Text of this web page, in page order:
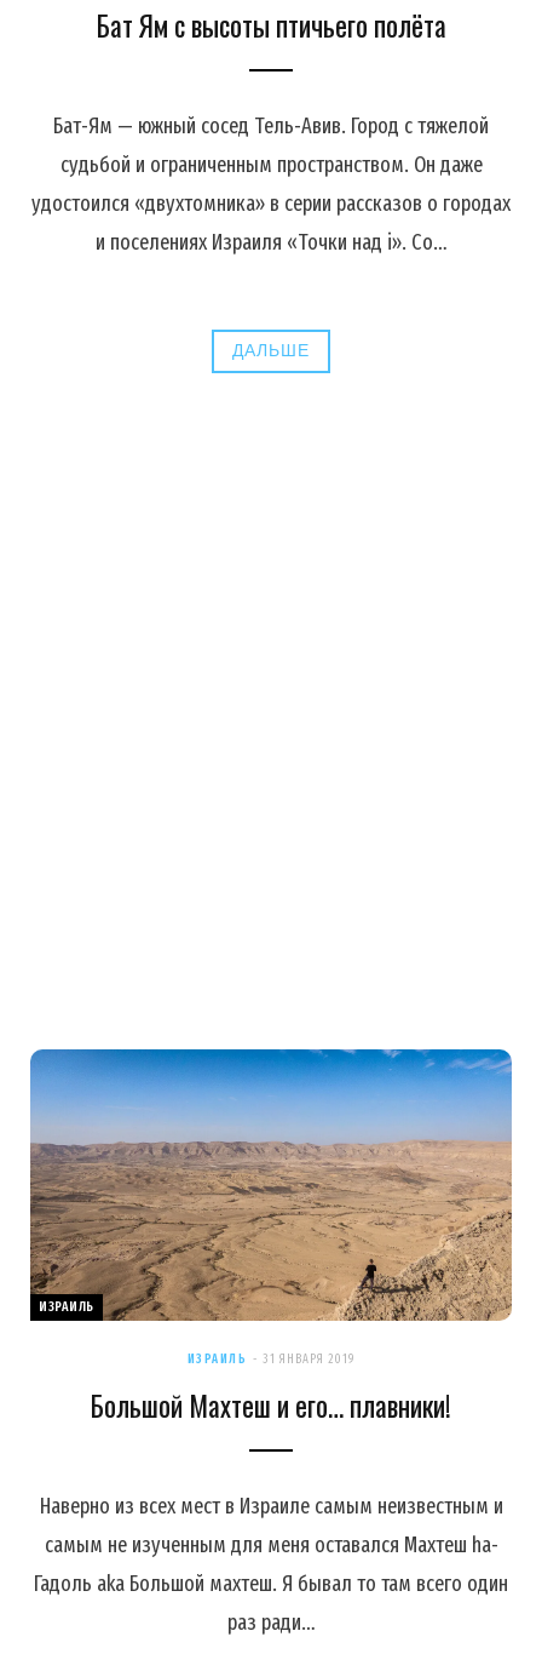
Бат Ям с высоты птичьего полёта
Бат-Ям — южный сосед Тель-Авив. Город с тяжелой
судьбой и ограниченным пространством. Он даже
удостоился «двухтомника» в серии рассказов о городах
и поселениях Израиля «Точки над i». Со…
ДАЛЬШЕ
ИЗРАИЛЬ
ИЗРАИЛЬ 31 ЯНВАРЯ 2019
Большой Махтеш и его… плавники!
Наверно из всех мест в Израиле самым неизвестным и
самым не изученным для меня оставался Махтеш ha-
Гадоль aka Большой махтеш. Я бывал то там всего один
раз ради…